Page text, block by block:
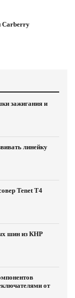
Carberry
зажигания и
линейку
Tenet T4
шин из КНР
от